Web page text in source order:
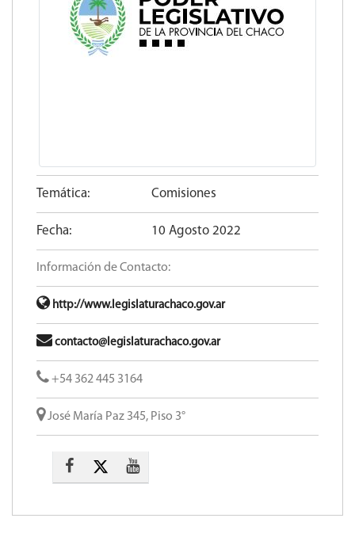
Temática: Comisiones
Fecha: 10 Agosto 2022
Información de Contacto:
http://www.legislaturachaco.gov.ar
contacto@legislaturachaco.gov.ar
+54 362 445 3164
José María Paz 345, Piso 3°